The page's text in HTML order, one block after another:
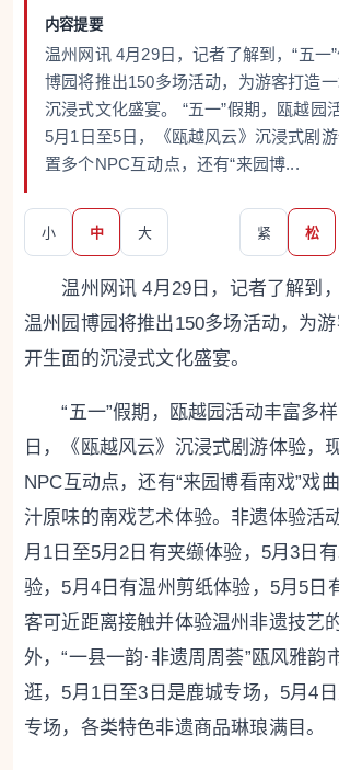
内容提要
温州网讯 4月29日，记者了解到，“五一
博园将推出150多场活动，为游客打造
沉浸式文化盛宴。 “五一”假期，瓯越园
5月1日至5日，《瓯越风云》沉浸式剧
置多个NPC互动点，还有“来园博...
小 中 大 紧 松
温州网讯 4月29日，记者了解到，“
温州园博园将推出150多场活动，为游
开生面的沉浸式文化盛宴。
“五一”假期，瓯越园活动丰富多样
日，《瓯越风云》沉浸式剧游体验，
NPC互动点，还有“来园博看南戏”戏
汁原味的南戏艺术体验。非遗体验活
月1日至5月2日有夹缬体验，5月3日
验，5月4日有温州剪纸体验，5月5日
客可近距离接触并体验温州非遗技艺
外，“一县一韵·非遗周周荟”瓯风雅韵
逛，5月1日至3日是鹿城专场，5月4
专场，各类特色非遗商品琳琅满目。